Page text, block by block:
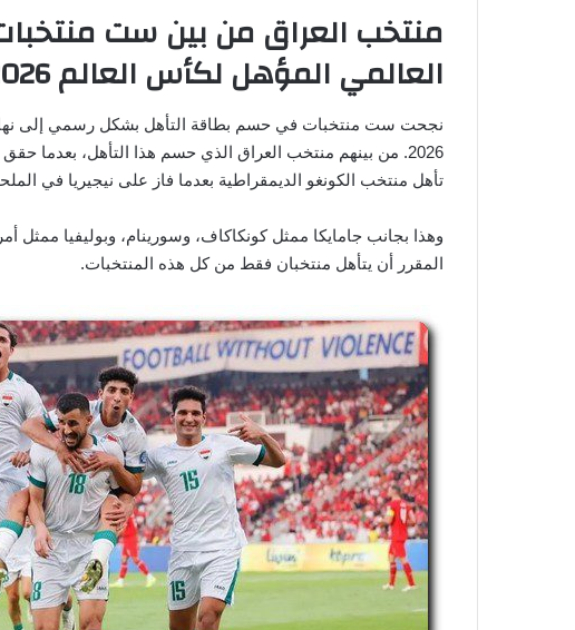
منتخب العراق من بين ست
العالمي المؤهل لكأس العالم 2026
نجحت ست منتخبات في حسم بطاقة التأهل بشكل رسمي إلى
2026. من بينهم منتخب العراق الذي حسم هذا التأهل، بعدما
تأهل منتخب الكونغو الديمقراطية بعدما فاز على نيجيريا في
وهذا بجانب جامايكا ممثل كونكاكاف، وسورينام، وبوليفيا ممثل
المقرر أن يتأهل منتخبان فقط من كل هذه المنتخبات.